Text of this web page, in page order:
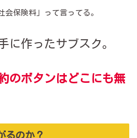
会保険料」って言ってる。
に作ったサブスク。
のボタンはどこにも無
るのか？